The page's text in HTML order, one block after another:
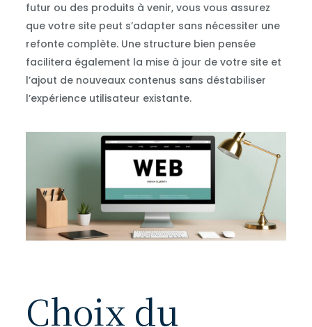
futur ou des produits à venir, vous vous assurez
que votre site peut s’adapter sans nécessiter une
refonte complète. Une structure bien pensée
facilitera également la mise à jour de votre site et
l’ajout de nouveaux contenus sans déstabiliser
l’expérience utilisateur existante.
Choix du